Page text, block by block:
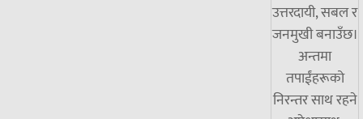
उत्तरदायी, सबल र
जनमुखी बनाउँछ।
अन्तमा
तपाईंहरूको
निरन्तर साथ रहने